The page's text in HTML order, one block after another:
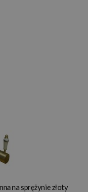
na sprężynie złoty